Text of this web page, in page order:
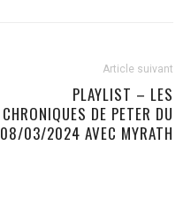
Article suivant
PLAYLIST – LES
CHRONIQUES DE PETER DU
08/03/2024 AVEC MYRATH